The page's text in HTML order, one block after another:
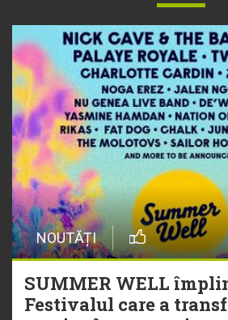
NOUTĂȚI
SUMMER WELL
Festivalul care a